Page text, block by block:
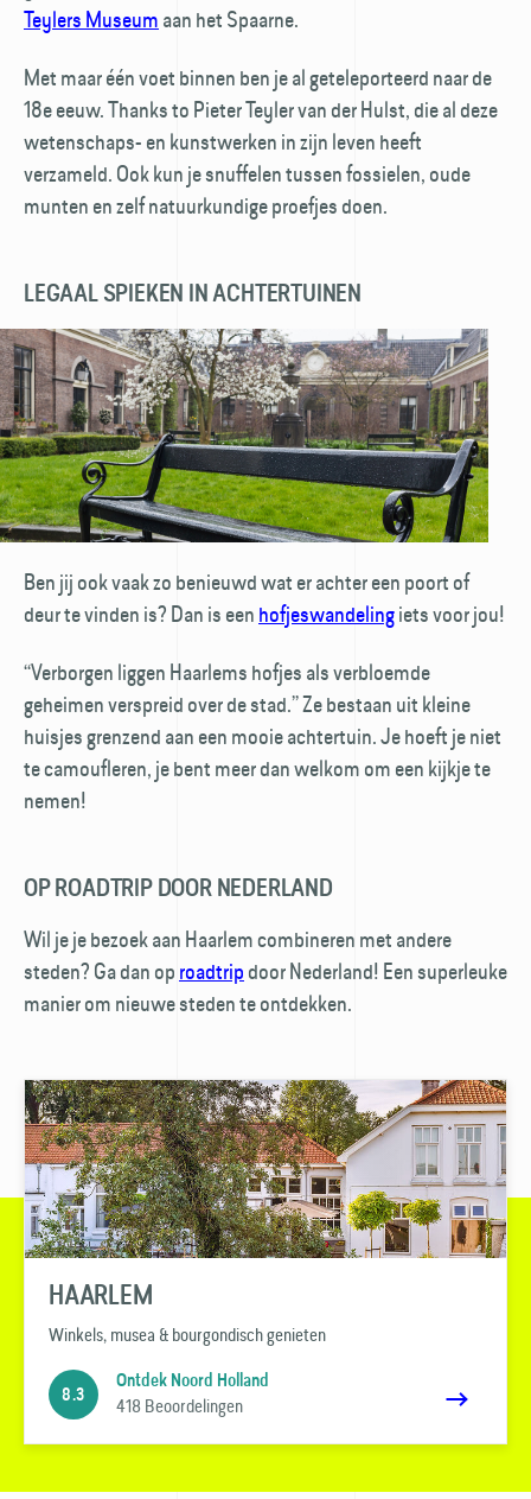
Teylers Museum aan het Spaarne.
Met maar één voet binnen ben je al geteleporteerd naar de
18e eeuw. Thanks to Pieter Teyler van der Hulst, die al deze
wetenschaps- en kunstwerken in zijn leven heeft
verzameld. Ook kun je snuffelen tussen fossielen, oude
munten en zelf natuurkundige proefjes doen.
LEGAAL SPIEKEN IN ACHTERTUINEN
Ben jij ook vaak zo benieuwd wat er achter een poort of
deur te vinden is? Dan is een hofjeswandelingiets voor jou!
“Verborgen liggen Haarlems hofjes als verbloemde
geheimen verspreid over de stad.” Ze bestaan uit kleine
huisjes grenzend aan een mooie achtertuin. Je hoeft je niet
te camoufleren, je bent meer dan welkom om een kijkje te
nemen!
OP ROADTRIP DOOR NEDERLAND
Wil je je bezoek aan Haarlem combineren met andere
steden? Ga dan op roadtrip door Nederland! Een superleuke
manier om nieuwe steden te ontdekken.
HAARLEM
Winkels, musea & bourgondisch genieten
8.3
Ontdek Noord Holland
418 Beoordelingen